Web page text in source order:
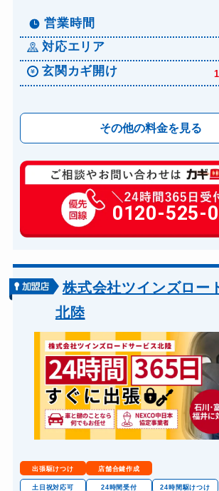
営業時間
対応エリア
玄関カギ開け
その他の料金を見る
玄関カギ修理
玄関カギ作成
玄関カギ交換
バイクカギ開け
バイクカギ作成
スーツケースカギ開け
金庫カギ開け
金庫カギ交換
ロッカーカギ開け
ドアノブカギ開け
ドアノブカギ作成
ドアノブカギ交換
0120-525-
株式会社ツインズロー
北陸
出張駆けつけ 店舗合鍵作成
土日祝対応可 24時間受付 24時間駆けつけ